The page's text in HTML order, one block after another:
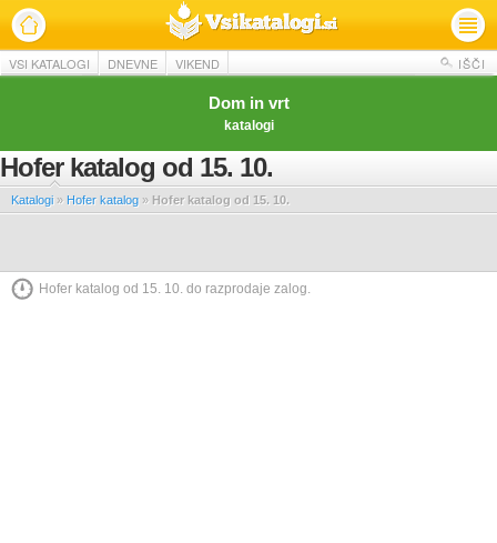
VSI KATALOGI DNEVNE VIKEND IŠČI
Dom in vrt
katalogi
Hofer katalog od 15. 10.
Katalogi » Hofer katalog » Hofer katalog od 15. 10.
Hofer katalog od 15. 10. do razprodaje zalog.